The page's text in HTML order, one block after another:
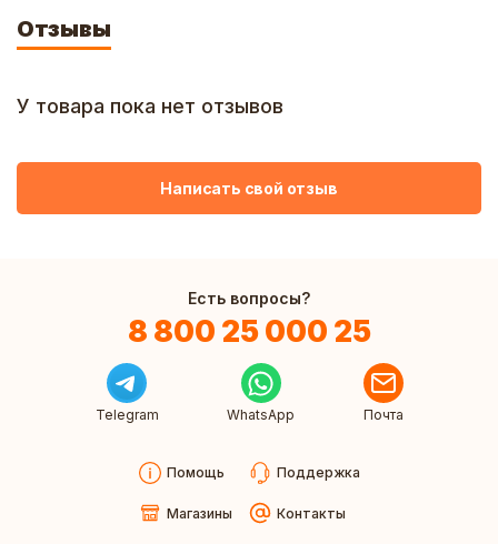
Отзывы
У товара пока нет отзывов
Написать свой отзыв
Есть вопросы?
8 800 25 000 25
Telegram WhatsApp Почта
Помощь Поддержка
Магазины Контакты